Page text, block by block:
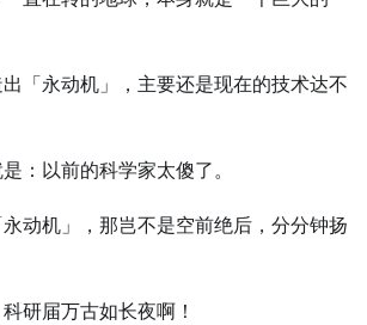
「永动机」，主要还是现在的技术达不
：以前的科学家太傻了。
动机」，那岂不是空前绝后，分分钟扬
研届万古如长夜啊！